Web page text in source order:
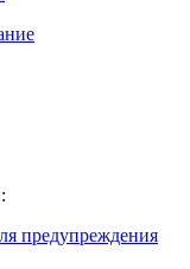
предупреждения